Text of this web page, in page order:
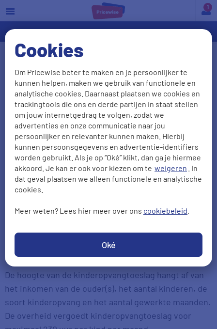
Cookies
Om Pricewise beter te maken en je persoonlijker te
kunnen helpen, maken we gebruik van functionele en
analytische cookies. Daarnaast plaatsen we cookies en
trackingtools die ons en derde partijen in staat stellen
om jouw internetgedrag te volgen, zodat we
advertenties en onze communicatie naar jou
persoonlijker en relevanter kunnen maken. Hierbij
kunnen persoonsgegevens en advertentie-identifiers
worden gebruikt. Als je op “Oké” klikt, dan ga je hiermee
akkoord. Je kan er ook voor kiezen om te weigeren . In
dat geval plaatsen we alleen functionele en analytische
cookies.
Meer weten? Lees hier meer over ons cookiebeleid
Oké
a
Vergoeding voor
kinderopvang in
2026
Kinderopvang wordt in Nederland niet vergoed via de
zorgverzekering, maar via de kinderopvangtoeslag.
Dit is een bijdrage van de overheid om werkende
ouders te helpen met de kosten van kinderopvang.
voor bijna gratis kinderopvang zijn uitgesteld tot op
Hoe werkt kinderopvangtoeslag?
De hoogte van de kinderopvangtoeslag hangt af van
het inkomen van de ouder(s), het aantal kinderen, de
soort kinderopvang en het aantal gewerkte maanden.
De overheid vergoedt kinderopvangtoeslag voor